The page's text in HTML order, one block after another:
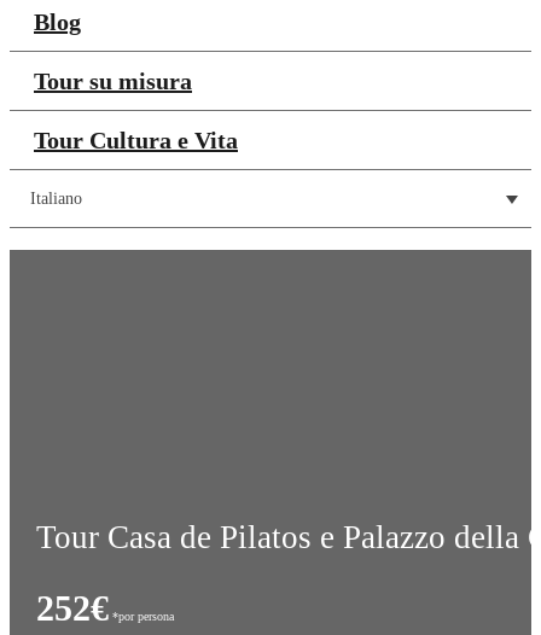
Blog
Tour su misura
Tour Cultura e Vita
Italiano
Tour Casa de Pilatos e Palazzo
252€